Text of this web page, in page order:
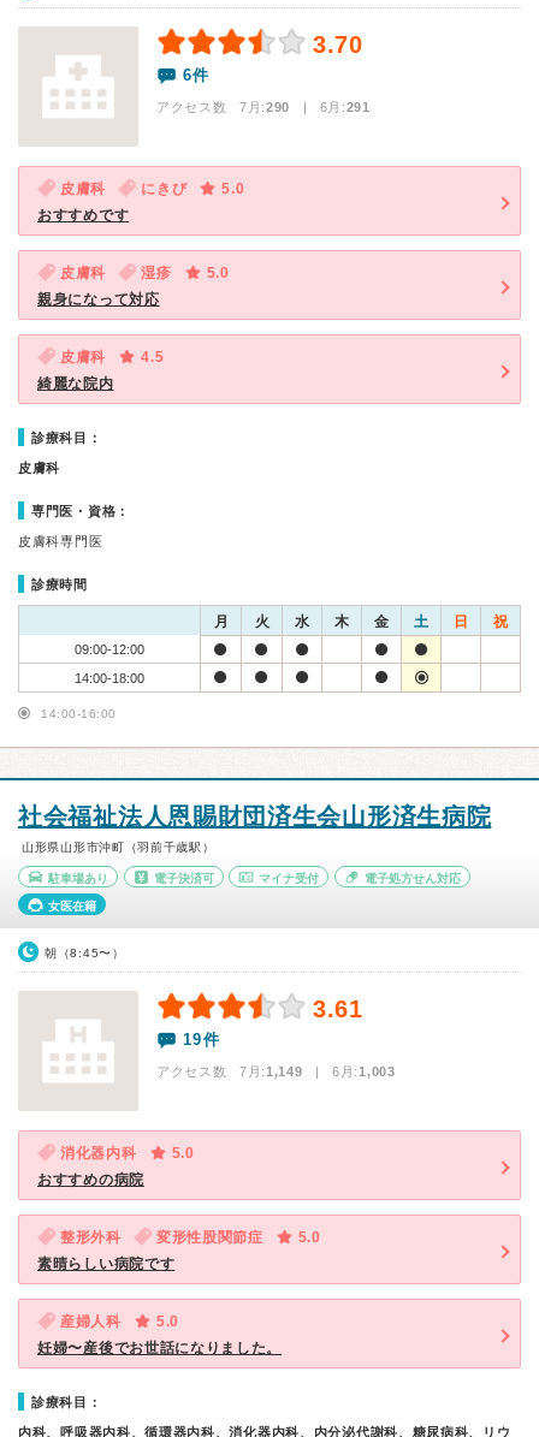
3.70
6件
アクセス数 7月:290 | 6月:291
皮膚科 にきび
5.0
おすすめです
皮膚科 湿疹
5.0
親身になって対応
皮膚科
4.5
綺麗な院内
診療科目：
皮膚科
専門医・資格：
皮膚科専門医
診療時間
月 火 水 木 金 土 日 祝
09:00-12:00
14:00-18:00
14:00-16:00
社会福祉法人恩賜財団済生会山形済生病院
山形県山形市沖町（羽前千歳駅）
駐車場あり 電子決済可 マイナ受付 電子処方せん対応
女医在籍
朝（8:45〜）
3.61
19件
アクセス数 7月:1,149 | 6月:1,003
消化器内科
5.0
おすすめの病院
整形外科 変形性股関節症
5.0
素晴らしい病院です
産婦人科
5.0
妊婦〜産後でお世話になりました。
診療科目：
内科、呼吸器内科、循環器内科、消化器内科、内分泌代謝科、糖尿病科、リウ